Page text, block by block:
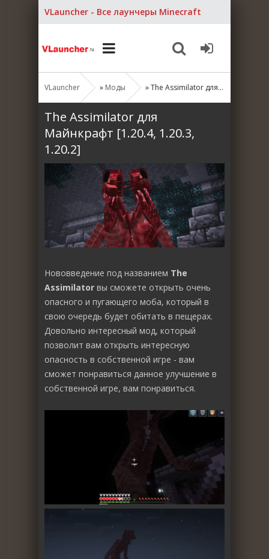
VLauncher - Все лаунчеры Minecraft
VLauncher » Моды » The Assimilator для Майнкрафт [1.20.4, 1.20.3, 1.20.2]
The Assimilator для
Майнкрафт [1.20.4, 1.20.3,
1.20.2]
Нововведение под названием The
Assimilator вы сможете открыть очень
опасного и пугающего моба, который в
свою очередь будет обитать в пещерах.
Довольно интересный мод, который
позволит вам открыть интересную
опасность в собственной игре - вам
сможет понравиться данное улучшение в
собственной игре, вам понравиться.